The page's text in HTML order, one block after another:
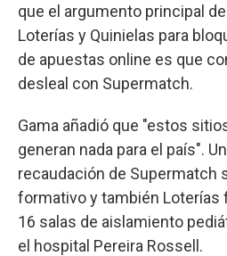
que el argumento principal
Loterías y Quinielas para
de apuestas online es que
desleal con Supermatch.
Gama añadió que "estos
generan nada para el país".
recaudación de Supermatch
formativo y también Loterías
16 salas de aislamiento
el hospital Pereira Rossell.